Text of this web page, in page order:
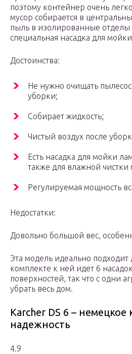
поэтому контейнер очень
мусор собирается в
пыль в изолированные отделы
специальная насадка для
Достоинства:
Не нужно очищать
уборки;
Собирает жидкость;
Чистый воздух после
Есть насадка для мойки
также для влажной
Регулируемая мощность
Недостатки:
Довольно большой вес,
Эта модель идеально подходит
комплекте к ней идет 6
поверхностей, так что с одни
убрать весь дом.
Karcher DS 6 – немецкое
надежность
4.9